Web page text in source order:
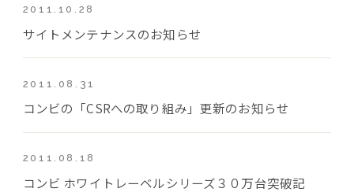
2011.10.28
サイトメンテナンスのお知らせ
2011.08.31
コンビの「CSRへの取り組み」更新のお知らせ
2011.08.18
コンビ ホワイトレーベルシリーズ３０万台突破記